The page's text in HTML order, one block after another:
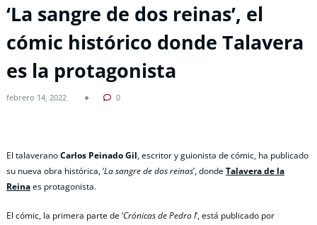
‘La sangre de dos reinas’, el
cómic histórico donde Talavera
es la protagonista
febrero 14, 2022 0
El talaveranoCarlos Peinado Gil, escritor y guionista de cómic, ha publicado
su nueva obra histórica, ‘La sangre de dos reinas’, dondeTalavera de la
Reinaes protagonista.
El cómic, la primera parte de ‘Crónicas de Pedro I’, está publicado por